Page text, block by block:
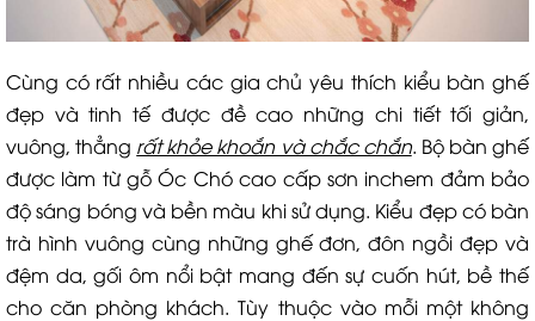
Cùng có rất nhiều các gia chủ yêu thích kiểu bàn ghế
đẹp và tinh tế được đề cao những chi tiết tối giản,
vuông, thẳng rất khỏe khoắn và chắc chắn. Bộ bàn ghế
được làm từ gỗ Óc Chó cao cấp sơn inchem đảm bảo
độ sáng bóng và bền màu khi sử dụng. Kiểu đẹp có bàn
trà hình vuông cùng những ghế đơn, đôn ngồi đẹp và
đệm da, gối ôm nổi bật mang đến sự cuốn hút, bề thế
cho căn phòng khách. Tùy thuộc vào mỗi một không